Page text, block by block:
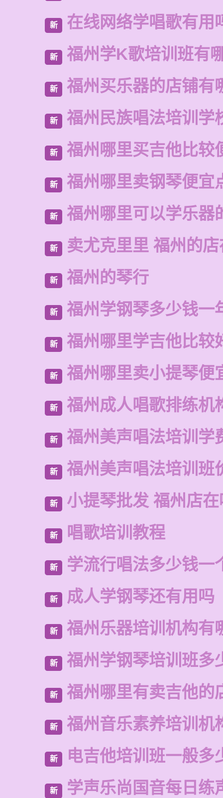
新 在线网络学唱歌有用
新 福州学K歌培训班有
新 福州买乐器的店铺有
新 福州民族唱法培训学
新 福州哪里买吉他比较
新 福州哪里卖钢琴便宜
新 福州哪里可以学乐器
新 卖尤克里里 福州的
新 福州的琴行
新 福州学钢琴多少钱一
新 福州哪里学吉他比较
新 福州哪里卖小提琴便
新 福州成人唱歌排练机
新 福州美声唱法培训学
新 福州美声唱法培训班
新 小提琴批发 福州店
新 唱歌培训教程
新 学流行唱法多少钱一
新 成人学钢琴还有用吗
新 福州乐器培训机构有
新 福州学钢琴培训班多
新 福州哪里有卖吉他的
新 福州音乐素养培训机
新 电吉他培训班一般多
新 学声乐尚国音每日练